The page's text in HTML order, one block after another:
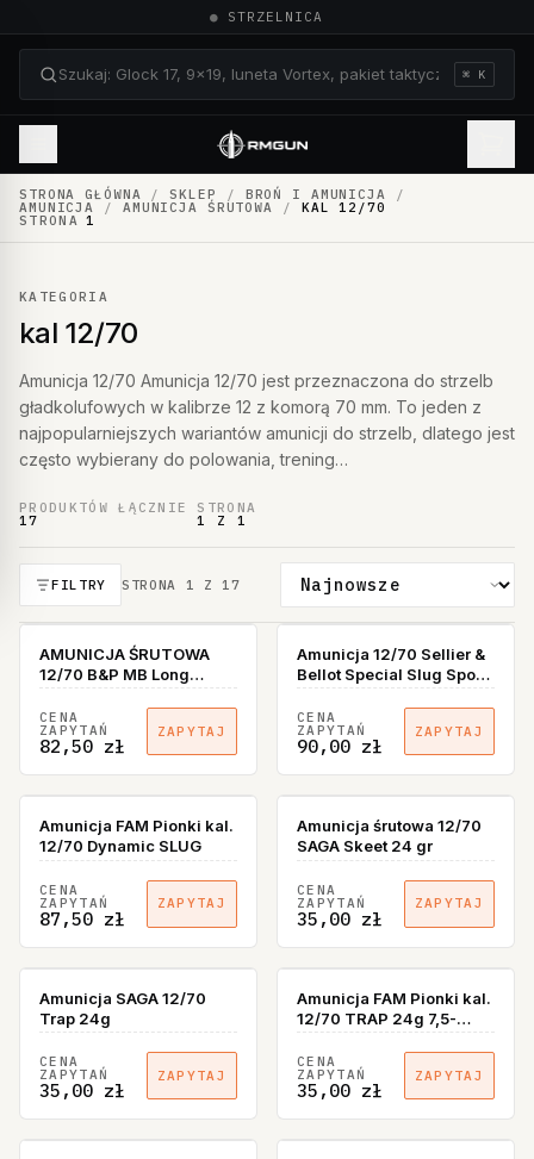
● STRZELNICA
Szukaj: Glock 17, 9×19, luneta Vortex, pakiet
⌘ K
STRONA GŁÓWNA / SKLEP / BROŃ I AMUNICJA /
AMUNICJA / AMUNICJA ŚRUTOWA / KAL 12/70
STRONA 1
KATEGORIA
kal 12/70
Amunicja 12/70 Amunicja 12/70 jest przeznaczona do strzelb
gładkolufowych w kalibrze 12 z komorą 70 mm. To jeden z
najpopularniejszych wariantów amunicji do strzelb, dlatego jest
często wybierany do polowania, trening…
PRODUKTÓW ŁĄCZNIE
17
STRONA
1 Z 1
FILTRY STRONA 1 Z17
AMUNICJA ŚRUTOWA
12/70 B&P MB Long
Range 36g
CENA
ZAPYTAŃ
82,50 zł
ZAPYTAJ
Amunicja 12/70 Sellier &
Bellot Special Slug Sport
28g
CENA
ZAPYTAŃ
90,00 zł
ZAPYTAJ
Amunicja FAM Pionki kal.
12/70 Dynamic SLUG
CENA
ZAPYTAŃ
87,50 zł
ZAPYTAJ
Amunicja śrutowa 12/70
SAGA Skeet 24 gr
CENA
ZAPYTAŃ
35,00 zł
ZAPYTAJ
Amunicja SAGA 12/70
Trap 24g
CENA
ZAPYTAŃ
35,00 zł
ZAPYTAJ
Amunicja FAM Pionki kal.
12/70 TRAP 24g 7,5-
2,40mm
CENA
ZAPYTAŃ
35,00 zł
ZAPYTAJ